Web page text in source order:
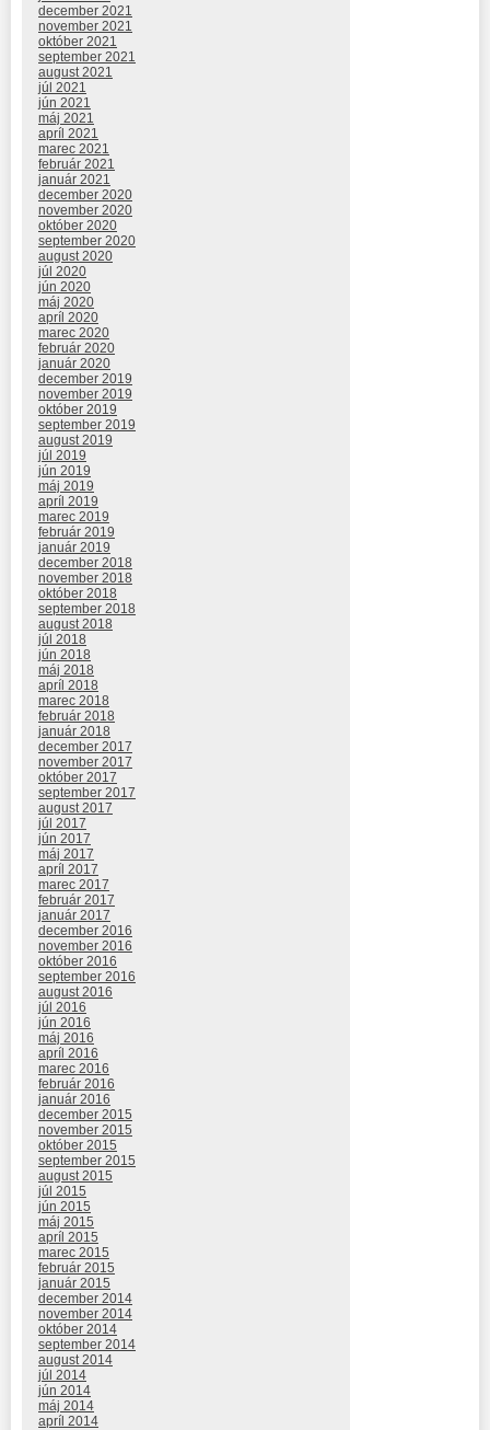
december 2021
november 2021
október 2021
september 2021
august 2021
júl 2021
jún 2021
máj 2021
apríl 2021
marec 2021
február 2021
január 2021
december 2020
november 2020
október 2020
september 2020
august 2020
júl 2020
jún 2020
máj 2020
apríl 2020
marec 2020
február 2020
január 2020
december 2019
november 2019
október 2019
september 2019
august 2019
júl 2019
jún 2019
máj 2019
apríl 2019
marec 2019
február 2019
január 2019
december 2018
november 2018
október 2018
september 2018
august 2018
júl 2018
jún 2018
máj 2018
apríl 2018
marec 2018
február 2018
január 2018
december 2017
november 2017
október 2017
september 2017
august 2017
júl 2017
jún 2017
máj 2017
apríl 2017
marec 2017
február 2017
január 2017
december 2016
november 2016
október 2016
september 2016
august 2016
júl 2016
jún 2016
máj 2016
apríl 2016
marec 2016
február 2016
január 2016
december 2015
november 2015
október 2015
september 2015
august 2015
júl 2015
jún 2015
máj 2015
apríl 2015
marec 2015
február 2015
január 2015
december 2014
november 2014
október 2014
september 2014
august 2014
júl 2014
jún 2014
máj 2014
apríl 2014